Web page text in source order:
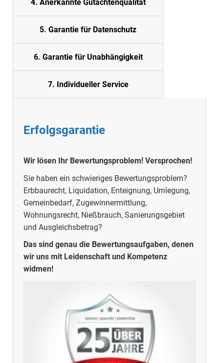
4. Anerkannte Gutachtenqualität
5. Garantie für Datenschutz
6. Garantie für Unabhängigkeit
7. Individueller Service
Erfolgsgarantie
Wir lösen Ihr Bewertungsproblem! Versprochen!
Sie haben ein schwieriges Bewertungsproblem?
Erbbaurecht, Liquidation, Enteignung, Umlegung,
Gemeinbedarf, Zugewinnermittlung,
Wohnungsrecht, Nießbrauch, Sanierungsgebiet
und Ausgleichsbetrag?
Das sind genau die Bewertungsaufgaben, denen
wir uns mit Leidenschaft und Kompetenz
widmen!